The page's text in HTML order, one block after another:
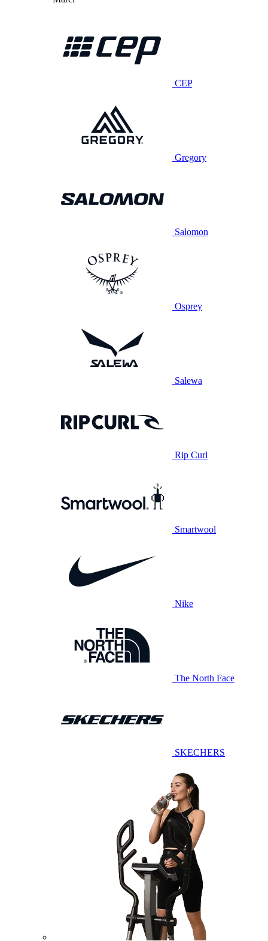
CEP
Gregory
Salomon
Osprey
Salewa
Rip Curl
Smartwool
Nike
The North Face
SKECHERS